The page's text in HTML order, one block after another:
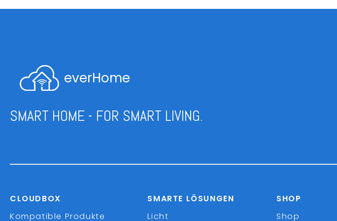
everHome
SMART HOME - FOR SMART LIVING.
CLOUDBOX
Kompatible Produkte
SMARTE LÖSUNGEN
Licht
SHOP
Shop